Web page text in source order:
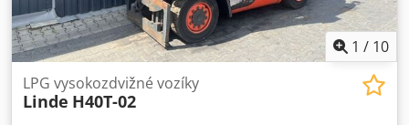
1 / 10
LPG vysokozdvižné vozíky
Linde H40T-02